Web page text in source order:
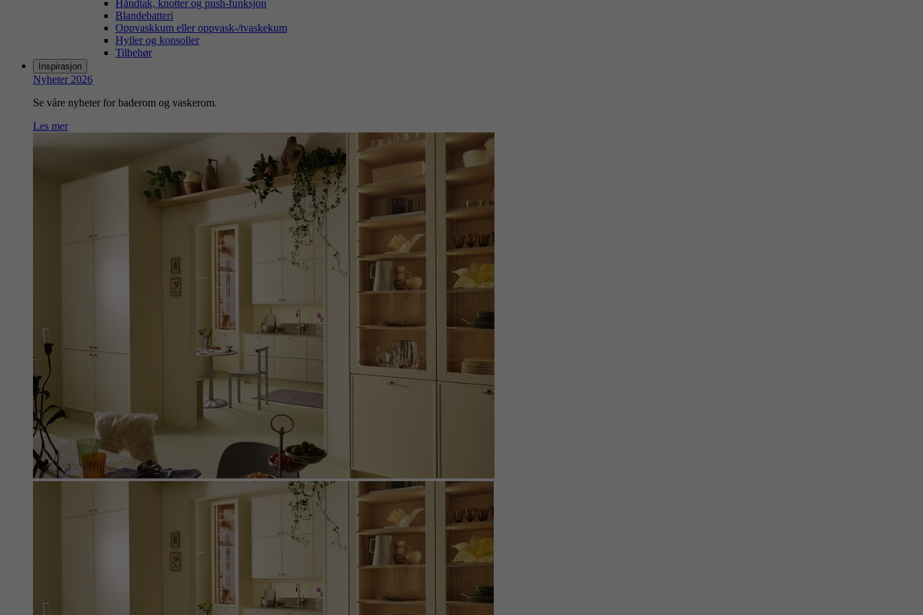
Håndtak, knotter og push-funksjon
Blandebatteri
Oppvaskkum eller oppvask-/tvaskekum
Hyller og konsoller
Tilbehør
Inspirasjon
Nyheter 2026
Se våre nyheter for baderom og vaskerom.
Les mer